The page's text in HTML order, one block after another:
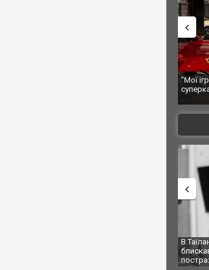
"Мої іграшки": Роналду показав колекцію
суперкарів вартістю понад 25 млн євро
В Таїланді футболіст загинув від удару
блискавки під час матчу: ще 12 людей